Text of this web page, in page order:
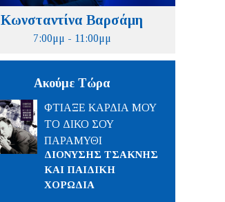
Κωνσταντίνα Βαρσάμη
7:00μμ - 11:00μμ
Ακούμε Τώρα
ΦΤΙΑΞΕ ΚΑΡΔΙΑ ΜΟΥ
ΤΟ ΔΙΚΟ ΣΟΥ
ΠΑΡΑΜΥΘΙ
ΔΙΟΝΥΣΗΣ ΤΣΑΚΝΗΣ
ΚΑΙ ΠΑΙΔΙΚΗ
ΧΟΡΩΔΙΑ